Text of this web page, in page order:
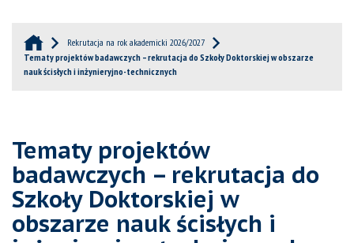
Rekrutacja na rok akademicki 2026/2027
Tematy projektów badawczych – rekrutacja do Szkoły Doktorskiej w obszarze
nauk ścisłych i inżynieryjno-technicznych
Tematy projektów
badawczych – rekrutacja do
Szkoły Doktorskiej w
obszarze nauk ścisłych i